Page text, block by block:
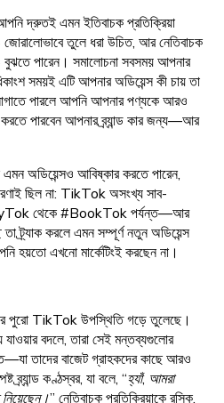
আপনি দ্রুতই এমন ইতিবাচক প্রতিক্রিয়া
তুলে ধরা উচিত, আর নেতিবাচক
বুঝতে পারেন। সমালোচনা সবসময় আপনার
সময়ই এটি আপনার অডিয়েন্স কী চায় তা
পারলে আপনি আপনার পণ্যকে আরও
করতে পারবেন আপনার ব্র্যান্ড কার জন্য—আর
অডিয়েন্সও আবিষ্কার করতে পারেন,
ছিল না: TikTok অসংখ্য সাব-
থেকে #BookTok পর্যন্ত—আর
ট্র্যাক করলে এমন সম্পূর্ণ নতুন অডিয়েন্স
হয়তো এখনো মার্কেটিংই করছেন না।
পুরো TikTok উপস্থিতি গড়ে তুলেছে।
বদলে, তারা সেই মন্তব্যগুলোর
তাদের বাজেট গ্রাহকদের কাছে আরও
কণ্ঠস্বর, যা বলে, “হ্যাঁ, আমরা
নেতিবাচক প্রতিক্রিয়াকে রসিক,